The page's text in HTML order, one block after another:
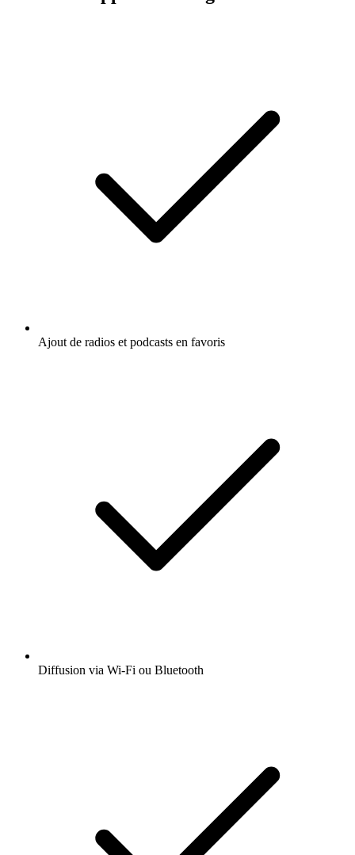
Ajout de radios et podcasts en favoris
Diffusion via Wi-Fi ou Bluetooth